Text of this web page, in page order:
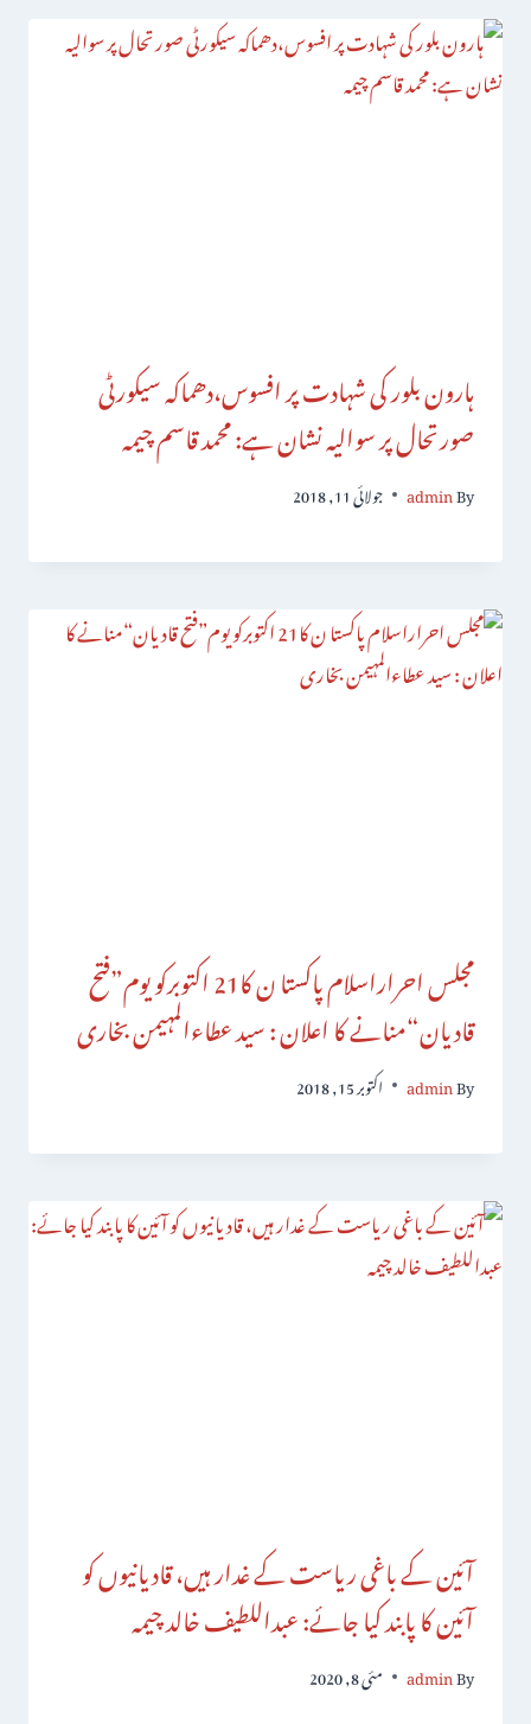
ہارون بلور کی شہادت پر افسوس،دھماکہ سیکورٹی
صورتحال پر سوالیہ نشان ہے: محمد قاسم چیمہ
By
admin جولائی 11, 2018
مجلس احراراسلام پاکستا ن کا21 اکتوبرکو یوم”فتح
قادیان“منانے کا اعلان : سید عطاءالمہیمن بخاری
By
admin اکتوبر 15, 2018
آئین کے باغی ریاست کے غدار ہیں، قادیانیوں کو
آئین کا پابند کیا جائے: عبداللطیف خالد چیمہ
By
admin مئی 8, 2020